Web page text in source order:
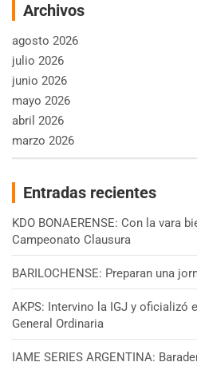
Archivos
agosto 2026
julio 2026
junio 2026
mayo 2026
abril 2026
marzo 2026
Entradas recientes
KDO BONAERENSE: Con la vara
Campeonato Clausura
BARILOCHENSE: Preparan una
AKPS: Intervino la IGJ y oficializó
General Ordinaria
IAME SERIES ARGENTINA: